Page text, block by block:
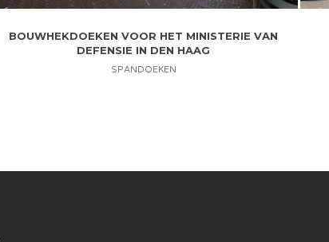
BOUWHEKDOEKEN VOOR HET MINISTERIE VAN
DEFENSIE IN DEN HAAG
SPANDOEKEN